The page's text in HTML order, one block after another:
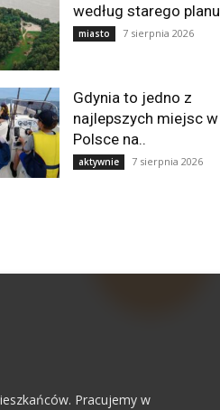
według starego planu
miasto 7 sierpnia 2026
Gdynia to jedno z
najlepszych miejsc w
Polsce na..
aktywnie 7 sierpnia 2026
Pracujemy w